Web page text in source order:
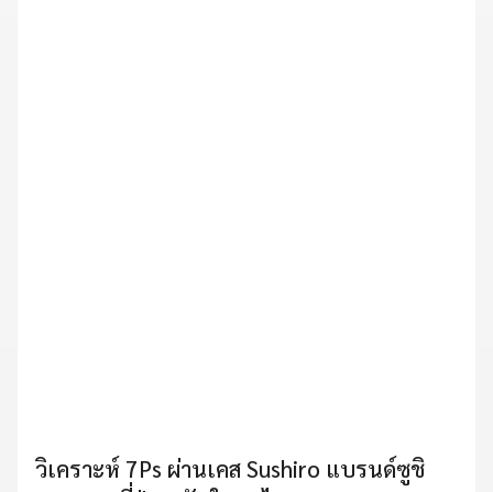
วิเคราะห์ 7Ps ผ่านเคส Sushiro แบรนด์ซูชิ